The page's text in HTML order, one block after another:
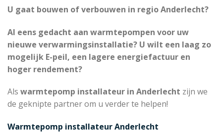
U gaat bouwen of verbouwen in regio Anderlecht?
Al eens gedacht aan warmtepompen voor uw
nieuwe verwarmingsinstallatie? U wilt een laag zo
mogelijk E-peil, een lagere energiefactuur en
hoger rendement?
Als warmtepomp installateur in Anderlecht zijn we
de geknipte partner om u verder te helpen!
Warmtepomp installateur Anderlecht